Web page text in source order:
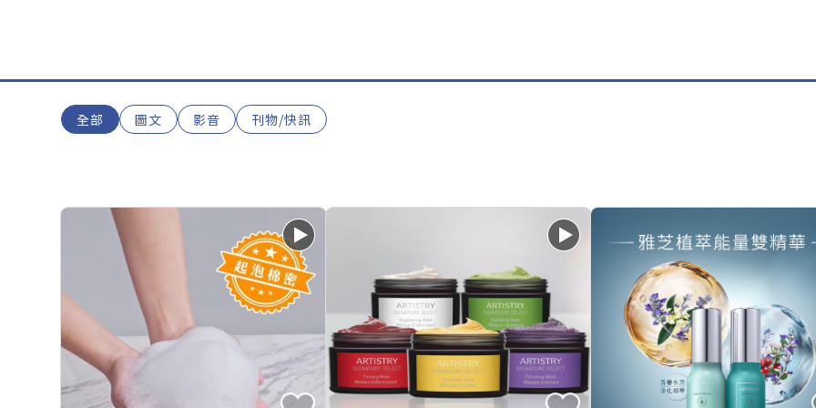
全部 圖文 影音 刊物/快訊